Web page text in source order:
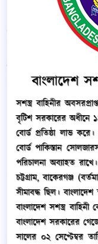
বাংলাদেশ
সশস্ত্র বাহিনীর
বৃটিশ সরকারের অধীনে
বোর্ড প্রতিষ্ঠা লাভ
বোর্ড পাকিস্তান
পরিচালনা অব্যাহত
চট্টগ্রাম, বাকেরগঞ্জ
সীমাবদ্ধ ছিল।
বাংলাদেশ সশস্ত্র
বাংলাদেশ সরকারের
সালের ০২ সেপ্টেম্বর